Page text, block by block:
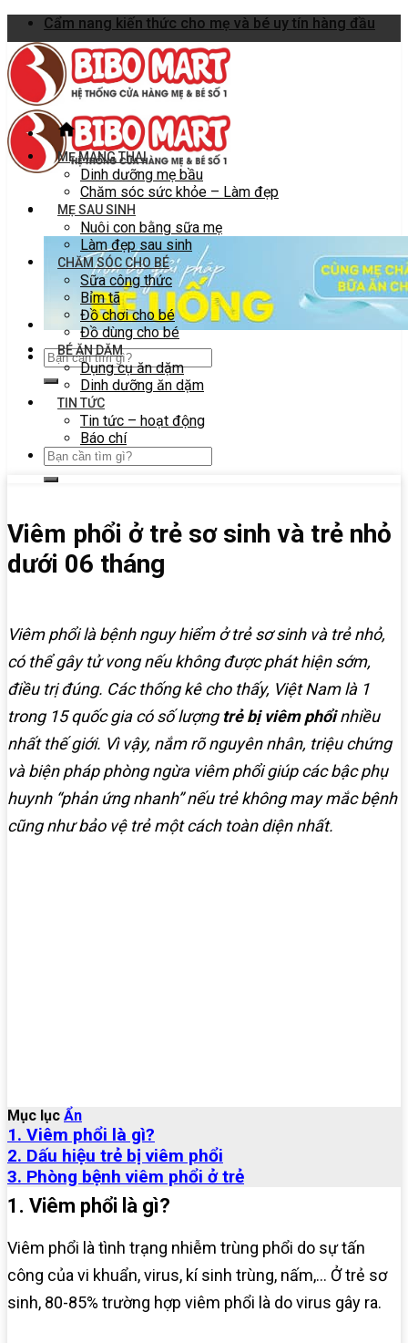
Skip
to
content
Cẩm nang kiến thức cho mẹ và bé uy tín hàng đầu
MẸ MANG THAI
Dinh dưỡng mẹ bầu
Chăm sóc sức khỏe – Làm đẹp
MẸ SAU SINH
Nuôi con bằng sữa mẹ
Làm đẹp sau sinh
CHĂM SÓC CHO BÉ
Sữa công thức
Bỉm tã
Đồ chơi cho bé
Đồ dùng cho bé
BÉ ĂN DẶM
Dụng cụ ăn dặm
Dinh dưỡng ăn dặm
TIN TỨC
Tin tức – hoạt động
Báo chí
Viêm phổi ở trẻ sơ sinh và trẻ nhỏ
dưới 06 tháng
Viêm phổi là bệnh nguy hiểm ở trẻ sơ sinh và trẻ nhỏ,
có thể gây tử vong nếu không được phát hiện sớm,
điều trị đúng. Các thống kê cho thấy, Việt Nam là 1
trong 15 quốc gia có số lượngtrẻ bị viêm phổinhiều
nhất thế giới. Vì vậy, nắm rõ nguyên nhân, triệu chứng
và biện pháp phòng ngừa viêm phổi giúp các bậc phụ
huynh “phản ứng nhanh” nếu trẻ không may mắc bệnh
cũng như bảo vệ trẻ một cách toàn diện nhất.
Mục lục Ẩn
1. Viêm phổi là gì?
2. Dấu hiệu trẻ bị viêm phổi
3. Phòng bệnh viêm phổi ở trẻ
1. Viêm phổi là gì?
Viêm phổi là tình trạng nhiễm trùng phổi do sự tấn
công của vi khuẩn, virus, kí sinh trùng, nấm,… Ở trẻ sơ
sinh, 80-85% trường hợp viêm phổi là do virus gây ra.